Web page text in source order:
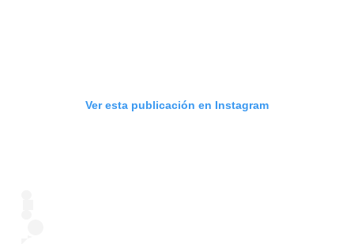
Ver esta publicación en Instagram